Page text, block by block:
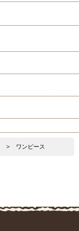
> ワンピース